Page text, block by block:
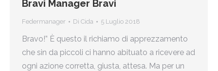
Bravi Manager Bravi
Federmanager Di Cida 5 Luglio 2018
Bravo!” È questo il richiamo di apprezzamento
che sin da piccoli ci hanno abituato a ricevere ad
ogni azione corretta, giusta, attesa. Ma per un